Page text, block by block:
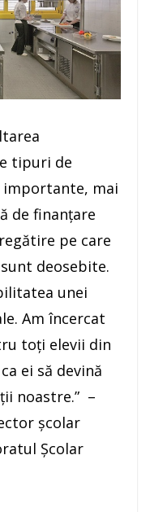
tipuri de
mai
de finanțare
pe care
deosebite.
unei
Am încercat
toți elevii din
ei să devină
noastre.” –
școlar
Școlar